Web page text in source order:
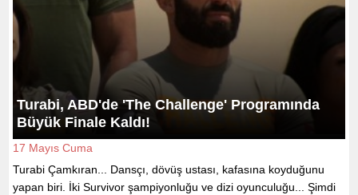
Turabi, ABD'de 'The Challenge' Programında
Büyük Finale Kaldı!
17 Mayıs Cuma
Turabi Çamkıran... Dansçı, dövüş ustası, kafasına koyduğunu
yapan biri. İki Survivor şampiyonluğu ve dizi oyunculuğu... Şimdi